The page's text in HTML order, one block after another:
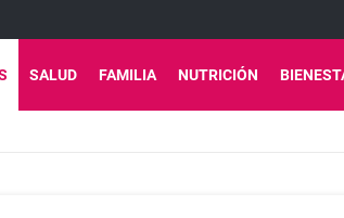
SALUD FAMILIA NUTRICIÓN